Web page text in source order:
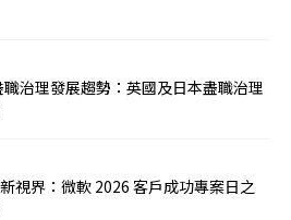
治理發展趨勢：英國及日本盡職治理
視界：微軟 2026 客戶成功專案日之